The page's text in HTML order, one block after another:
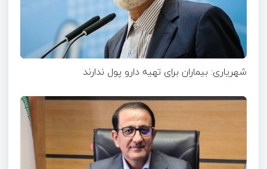
شهریاری: بیماران برای تهیه دارو پول ندارند